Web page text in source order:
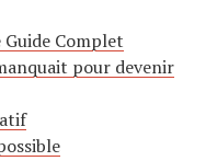
Complet
pour devenir